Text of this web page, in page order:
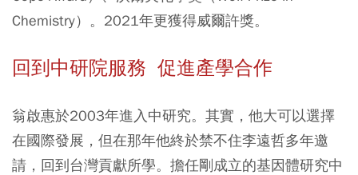
Chemistry）。2021年更獲得威爾許獎。
回到中研院服務 促進產學合作
翁啟惠於2003年進入中研究。其實，他大可以選擇
在國際發展，但在那年他終於禁不住李遠哲多年邀
請，回到台灣貢獻所學。擔任剛成立的基因體研究中